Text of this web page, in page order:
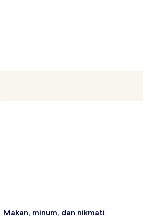
Makan, minum, dan nikmati